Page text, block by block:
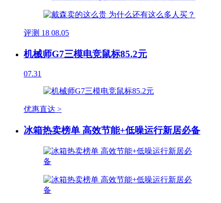
评测 18 08.05
机械师G7三模电竞鼠标85.2元
07.31
优惠直达 >
冰箱热卖榜单 高效节能+低噪运行新居必备